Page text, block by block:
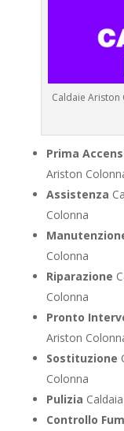
Caldaie Ariston
Prima
Ariston
Assistenza
Colonna
Colonna
Riparazione
Colonna
Pronto
Ariston
Sostituzione
Colonna
Pulizia
Controllo